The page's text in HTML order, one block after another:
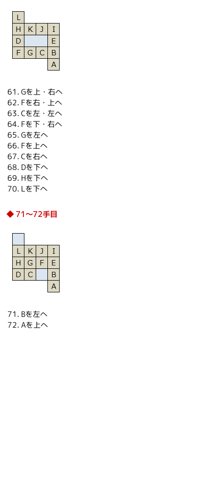
Gを上・右へ
Fを右・上へ
Cを左・左へ
Fを下・右へ
Gを左へ
Fを上へ
Cを右へ
Dを下へ
Hを下へ
Lを下へ
71～72手目
Bを左へ
Aを上へ